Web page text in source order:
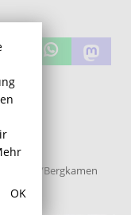
Kamen/Bergkamen
OK